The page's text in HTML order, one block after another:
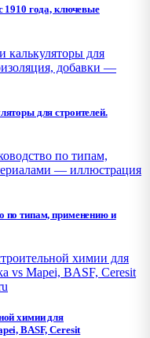
1910 года, ключевые
для строителей.
по типам, применению и
химии для
BASF, Ceresit